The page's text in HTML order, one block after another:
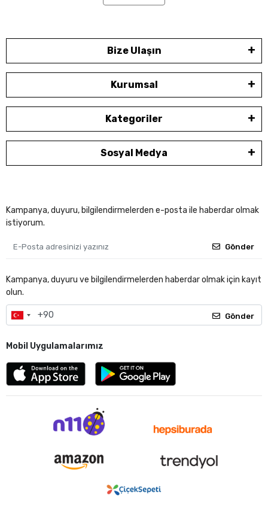
Bize Ulaşın
Kurumsal
Kategoriler
Sosyal Medya
Kampanya, duyuru, bilgilendirmelerden e-posta ile haberdar olmak
istiyorum.
Gönder
Kampanya, duyuru ve bilgilendirmelerden haberdar olmak için kayıt
olun.
Gönder
Mobil Uygulamalarımız